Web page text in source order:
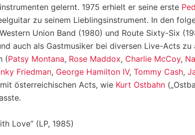
gelernt. 1975 erhielt er seine erste
zu seinem Lieblingsinstrument. In den
Union Band (1980) und Route Sixty-Six
auch als Gastmusiker bei diversen Live-Acts
(Patsy Montana, Rose Maddox, Charlie McCoy,
Friedman, George Hamilton IV, Tommy Cash,
österreichischen Acts, wie Kurt Ostbahn
Love” (LP, 1985)